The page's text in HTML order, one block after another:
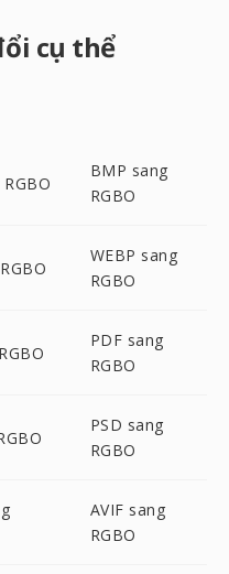
cụ thể
BMP sang
RGBO
WEBP sang
RGBO
PDF sang
RGBO
PSD sang
RGBO
AVIF sang
RGBO